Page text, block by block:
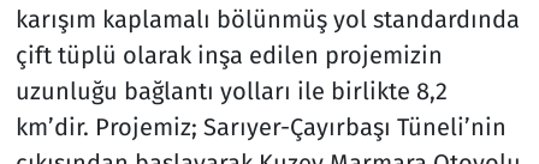
karışım kaplamalı bölünmüş yol standardında
çift tüplü olarak inşa edilen projemizin
uzunluğu bağlantı yolları ile birlikte 8,2
km’dir. Projemiz; Sarıyer-Çayırbaşı Tüneli’nin